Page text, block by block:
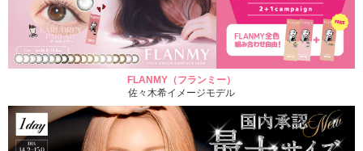
FLANMY（フランミー）
佐々木希イメージモデル